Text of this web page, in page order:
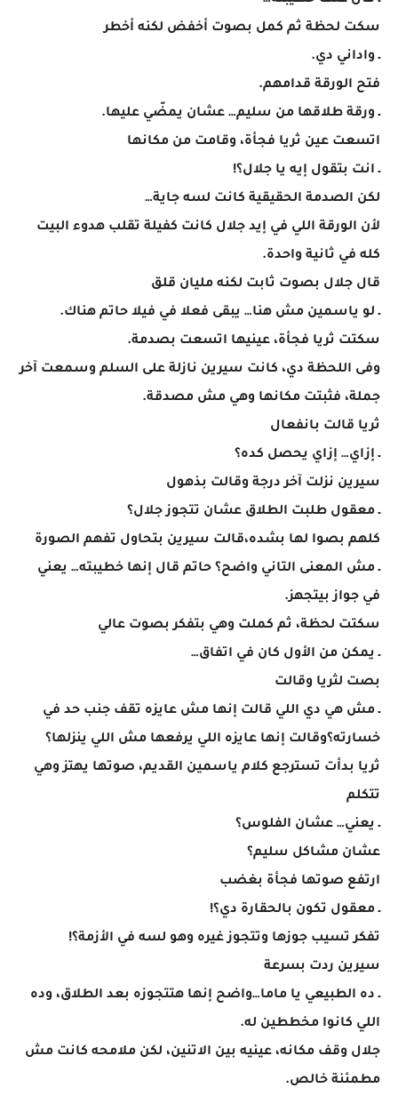
سكت لحظة ثم كمل بصوت أخفض لكنه أخطر
ـ واداني دي.
فتح الورقة قدامهم.
ـ ورقة طلاقها من سليم… عشان يمضّي عليها.
اتسعت عين ثريا فجأة، وقامت من مكانها
ـ انت بتقول إيه يا جلال؟!
لكن الصدمة الحقيقية كانت لسه جاية…
لأن الورقة اللي في إيد جلال كانت كفيلة تقلب هدوء البيت
كله في ثانية واحدة.
قال جلال بصوت ثابت لكنه مليان قلق
ـ لو ياسمين مش هنا… يبقى فعلا في فيلا حاتم هناك.
سكتت ثريا فجأة، عينيها اتسعت بصدمة.
وفى اللحظة دي، كانت سيرين نازلة على السلم وسمعت آخر
جملة، فثبتت مكانها وهي مش مصدقة.
ثريا قالت بانفعال
ـ إزاي… إزاي يحصل كده؟
سيرين نزلت آخر درجة وقالت بذهول
ـ معقول طلبت الطلاق عشان تتجوز جلال؟
كلهم بصوا لها بشده،قالت سيرين بتحاول تفهم الصورة
ـ مش المعنى التاني واضح؟ حاتم قال إنها خطيبته… يعني
في جواز بيتجهز.
سكتت لحظة، ثم كملت وهي بتفكر بصوت عالي
ـ يمكن من الأول كان في اتفاق…
بصت لثريا وقالت
ـ مش هي دي اللي قالت إنها مش عايزه تقف جنب حد في
خسارته؟وقالت إنها عايزه اللي يرفعها مش اللي ينزلها؟
ثريا بدأت تسترجع كلام ياسمين القديم، صوتها يهتز وهي
تتكلم
ـ يعني… عشان الفلوس؟
عشان مشاكل سليم؟
ارتفع صوتها فجأة بغضب
ـ معقول تكون بالحقارة دي؟!
تفكر تسيب جوزها وتتجوز غيره وهو لسه في الأزمة؟!
سيرين ردت بسرعة
ـ ده الطبيعي يا ماما…واضح إنها هتتجوزه بعد الطلاق، وده
اللي كانوا مخططين له.
جلال وقف مكانه، عينيه بين الاتنين، لكن ملامحه كانت مش
مطمئنة خالص.